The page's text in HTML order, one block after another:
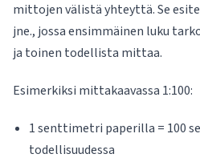
mittojen välistä yhteyttä. Se
jne., jossa ensimmäinen luku
ja toinen todellista mittaa.
Esimerkiksi mittakaavassa 1:100:
1 senttimetri paperilla = 100
todellisuudessa